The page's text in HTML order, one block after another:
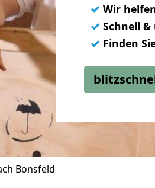
✓ Wir
✓ Schnell
✓ Finden
Bonsfeld